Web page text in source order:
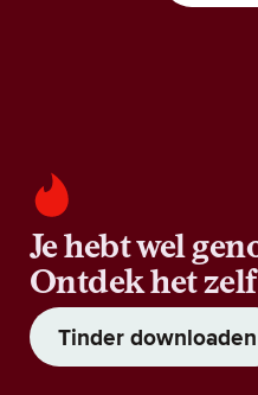
Je hebt wel
Ontdek het
Tinder downloaden